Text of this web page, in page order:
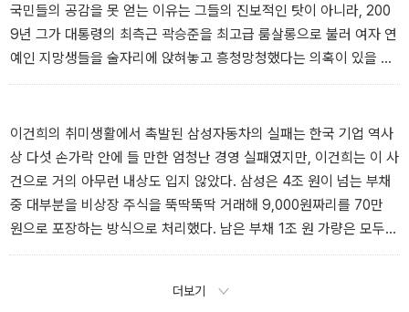
국민들의 공감을 못 얻는 이유는 그들의 진보적인 탓이 아니라, 200
9년 그가 대통령의 최측근 곽승준을 최고급 룸살롱으로 불러 여자 연
예인 지망생들을 술자리에 앉혀놓고 흥청망청했다는 의혹이 있을 정
도로 그의 도덕성이 의심받기 때문이다.
이건희의 취미생활에서 촉발된 삼성자동차의 실패는 한국 기업 역사
상 다섯 손가락 안에 들 만한 엄청난 경영 실패였지만, 이건희는 이 사
건으로 거의 아무런 내상도 입지 않았다. 삼성은 4조 원이 넘는 부채
중 대부분을 비상장 주식을 뚝딱뚝딱 거래해 9,000원짜리를 70만
원으로 포장하는 방식으로 처리했다. 남은 부채 1조 원 가량은 모두
삼성 계열사들이 물었다. 사고는 이건희가 치고, 책임은 그룹 전체와
_ 이건희의 자동차 사랑과 삼성자동차의 몰락
더보기